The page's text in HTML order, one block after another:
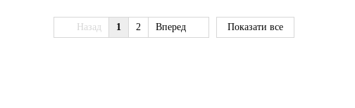
Назад 1 2 Вперед Показати все